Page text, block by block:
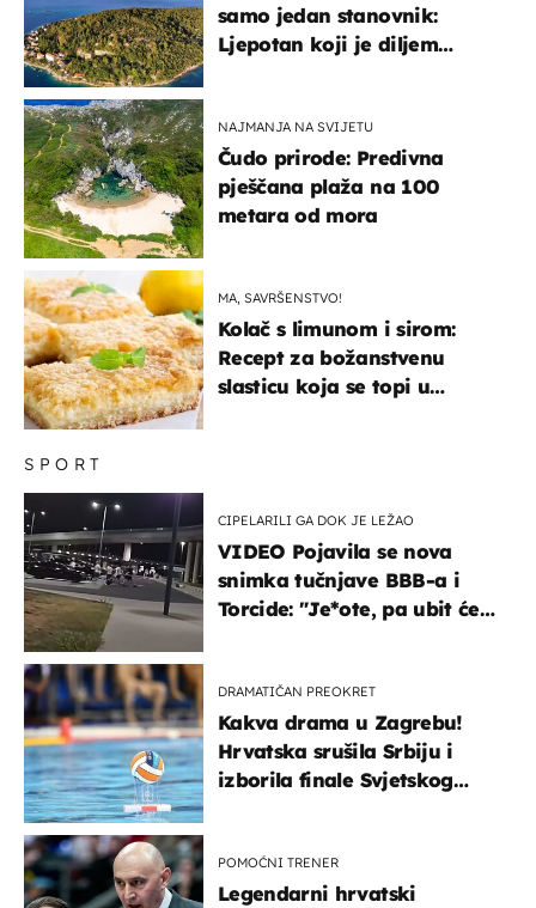
SPORT
CIPELARILI GA DOK JE LEŽAO
VIDEO Pojavila se nova
snimka tučnjave BBB-a i
Torcide: "Je*ote, pa ubit će
DRAMATIČAN PREOKRET
Kakva drama u Zagrebu!
Hrvatska srušila Srbiju i
izborila finale Svjetskog
POMOĆNI TRENER
Legendarni hrvatski
samo jedan stanovnik:
Ljepotan koji je diljem
NAJMANJA NA SVIJETU
Čudo prirode: Predivna
pješčana plaža na 100
metara od mora
MA, SAVRŠENSTVO!
Kolač s limunom i sirom:
Recept za božanstvenu
slasticu koja se topi u